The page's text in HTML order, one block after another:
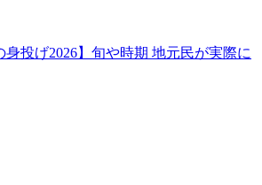
身投げ2026】旬や時期 地元民が実際に